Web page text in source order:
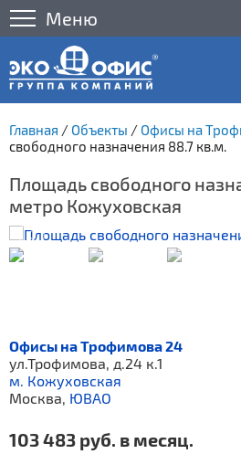
Меню
Главная / Объекты / Офисы на
свободного назначения 88.7 кв.м.
Площадь свободного
метро Кожуховская
Офисы на Трофимова 24
ул.Трофимова, д.24 к.1
м. Кожуховская
Москва, ЮВАО
103 483 руб. в месяц.